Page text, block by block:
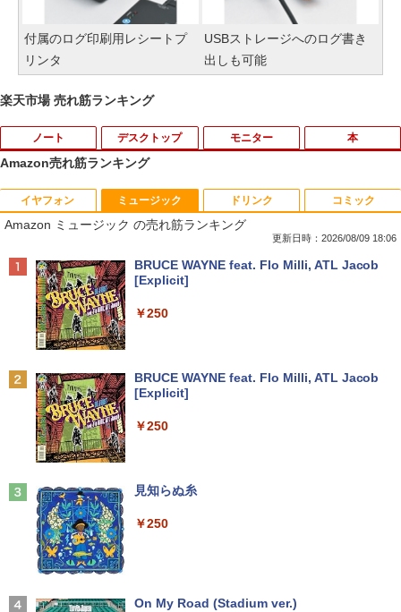
付属のログ印刷用レシートプ
リンタ
USBストレージへのログ書き
出しも可能
楽天市場 売れ筋ランキング
ノート
1
【期間限定 ポイントUP＆クーポン配
布】 Lenovo Chromebook Duet EDU G
2 2in1 ノートパソコン 83HKS00M00 Ch
リ4GB eMMC64GB 10.95インチ タッチ
対応 再生品Sランク
￥29,800
レビュー投稿 5年保証｜MS Office 2024
H&B 搭載｜中古ノートパソコン Windo
ore i5 第7世代 メモリ 8GB SSD 256GB
レット 6GB/128GB/WiFi VHU5864JP
デスクトップ
1
【送料無料】ETC: hp ProDesk 400 G6
Desktop Mini PC Core i5-10500T 2.30
GHz /メモリ16GB /SSD256GB/HDD500
ows11】WPS Office付き /超小型 中古デ
スクトップパソコン 【3ケ月保証】 ＆
ウス）
ソコン 一体型pc 23.8型 フルHD液晶一体
~16GB SSD 256~2048GB PSE認証済
￥49,800
ャンス】GMKtec M8 ミニPC【AMD Ryz
モニター
1
【期間限定10%OFFクーポン 8/12 10時
まで】 モニター 21.5インチ 100Hz FHD
VAパネル スピーカー搭載 ブルーライト
ペース 角度調整 高視野角 178° Adaptiv
e-Sync対応 MAXZEN MJM22CH03-F10
【お買い物マラソ！P最大31.5%還元】
2インチ pcモニター フルhd 非光沢 液晶
ニター目に優しい HDMIケーブル付
￥9,980
ンチ 144Hz 1ms IPS フルHD ノングレア
本
1 夏帆 The Tale of KAHO [ 村上 春樹 ]
￥1,980
￥1,650
第4版 [ 一般社団法人日本集中治療医学会
Amazon売れ筋ランキング
イヤフォン
Anker Soundcore P40i オフホワイト
Anker Soundcore P31i ブラック
Anker Soundcore Liberty 5 ミッドナイトブ
【2026年アップグレード版】AOKIMI ワイヤ
ミュージック
Amazon ミュージック の売れ筋ランキング
更新日時：2026/08/09 18:06
BRUCE WAYNE feat. Flo Milli, ATL Jacob
[Explicit]
￥250
BRUCE WAYNE feat. Flo Milli, ATL Jacob
[Explicit]
￥250
見知らぬ糸
￥250
On My Road (Stadium ver.)
ドリンク コミック